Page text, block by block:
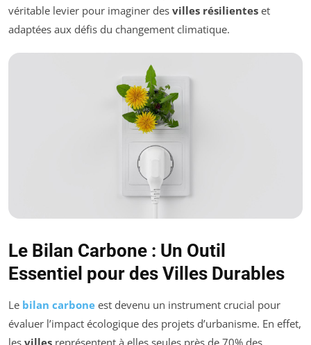
véritable levier pour imaginer des villes résilientes et
adaptées aux défis du changement climatique.
Le Bilan Carbone : Un Outil
Essentiel pour des Villes Durables
Le bilan carbone est devenu un instrument crucial pour
évaluer l’impact écologique des projets d’urbanisme. En effet,
les villes représentent à elles seules près de 70% des